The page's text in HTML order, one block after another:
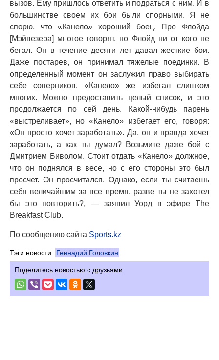
вызов. Ему пришлось ответить и подраться с ним. И в
большинстве своем их бои были спорными. Я не
спорю, что «Канело» хороший боец. Про Флойда
[Мэйвезера] многое говорят, но Флойд ни от кого не
бегал. Он в течение десяти лет давал жесткие бои.
Даже постарев, он принимал тяжелые поединки. В
определенный момент он заслужил право выбирать
себе соперников. «Канело» же избегал слишком
многих. Можно предоставить целый список, и это
продолжается по сей день. Какой-нибудь парень
«выстреливает», но «Канело» избегает его, говоря:
«Он просто хочет заработать». Да, он и правда хочет
заработать, а как ты думал? Возьмите даже бой с
Дмитрием Биволом. Стоит отдать «Канело» должное,
что он поднялся в весе, но с его стороны это был
просчет. Он просчитался. Однако, если ты считаешь
себя величайшим за все время, разве ты не захотел
бы это повторить?, — заявил Уорд в эфире The
Breakfast Club.
По сообщению сайта Sports.kz
Тэги новости: Геннадий Головкин
Поделитесь новостью с друзьями